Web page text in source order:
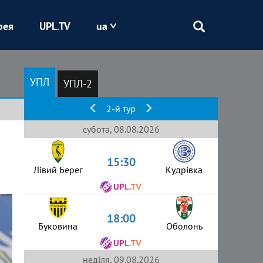
Кривбас
Оболонь
UPL.TV ua
УПЛ УПЛ-2
2-й тур
субота, 08.08.2026
Лівий Берег 15:30 Кудрівка
Буковина 18:00 Оболонь
неділя, 09.08.2026